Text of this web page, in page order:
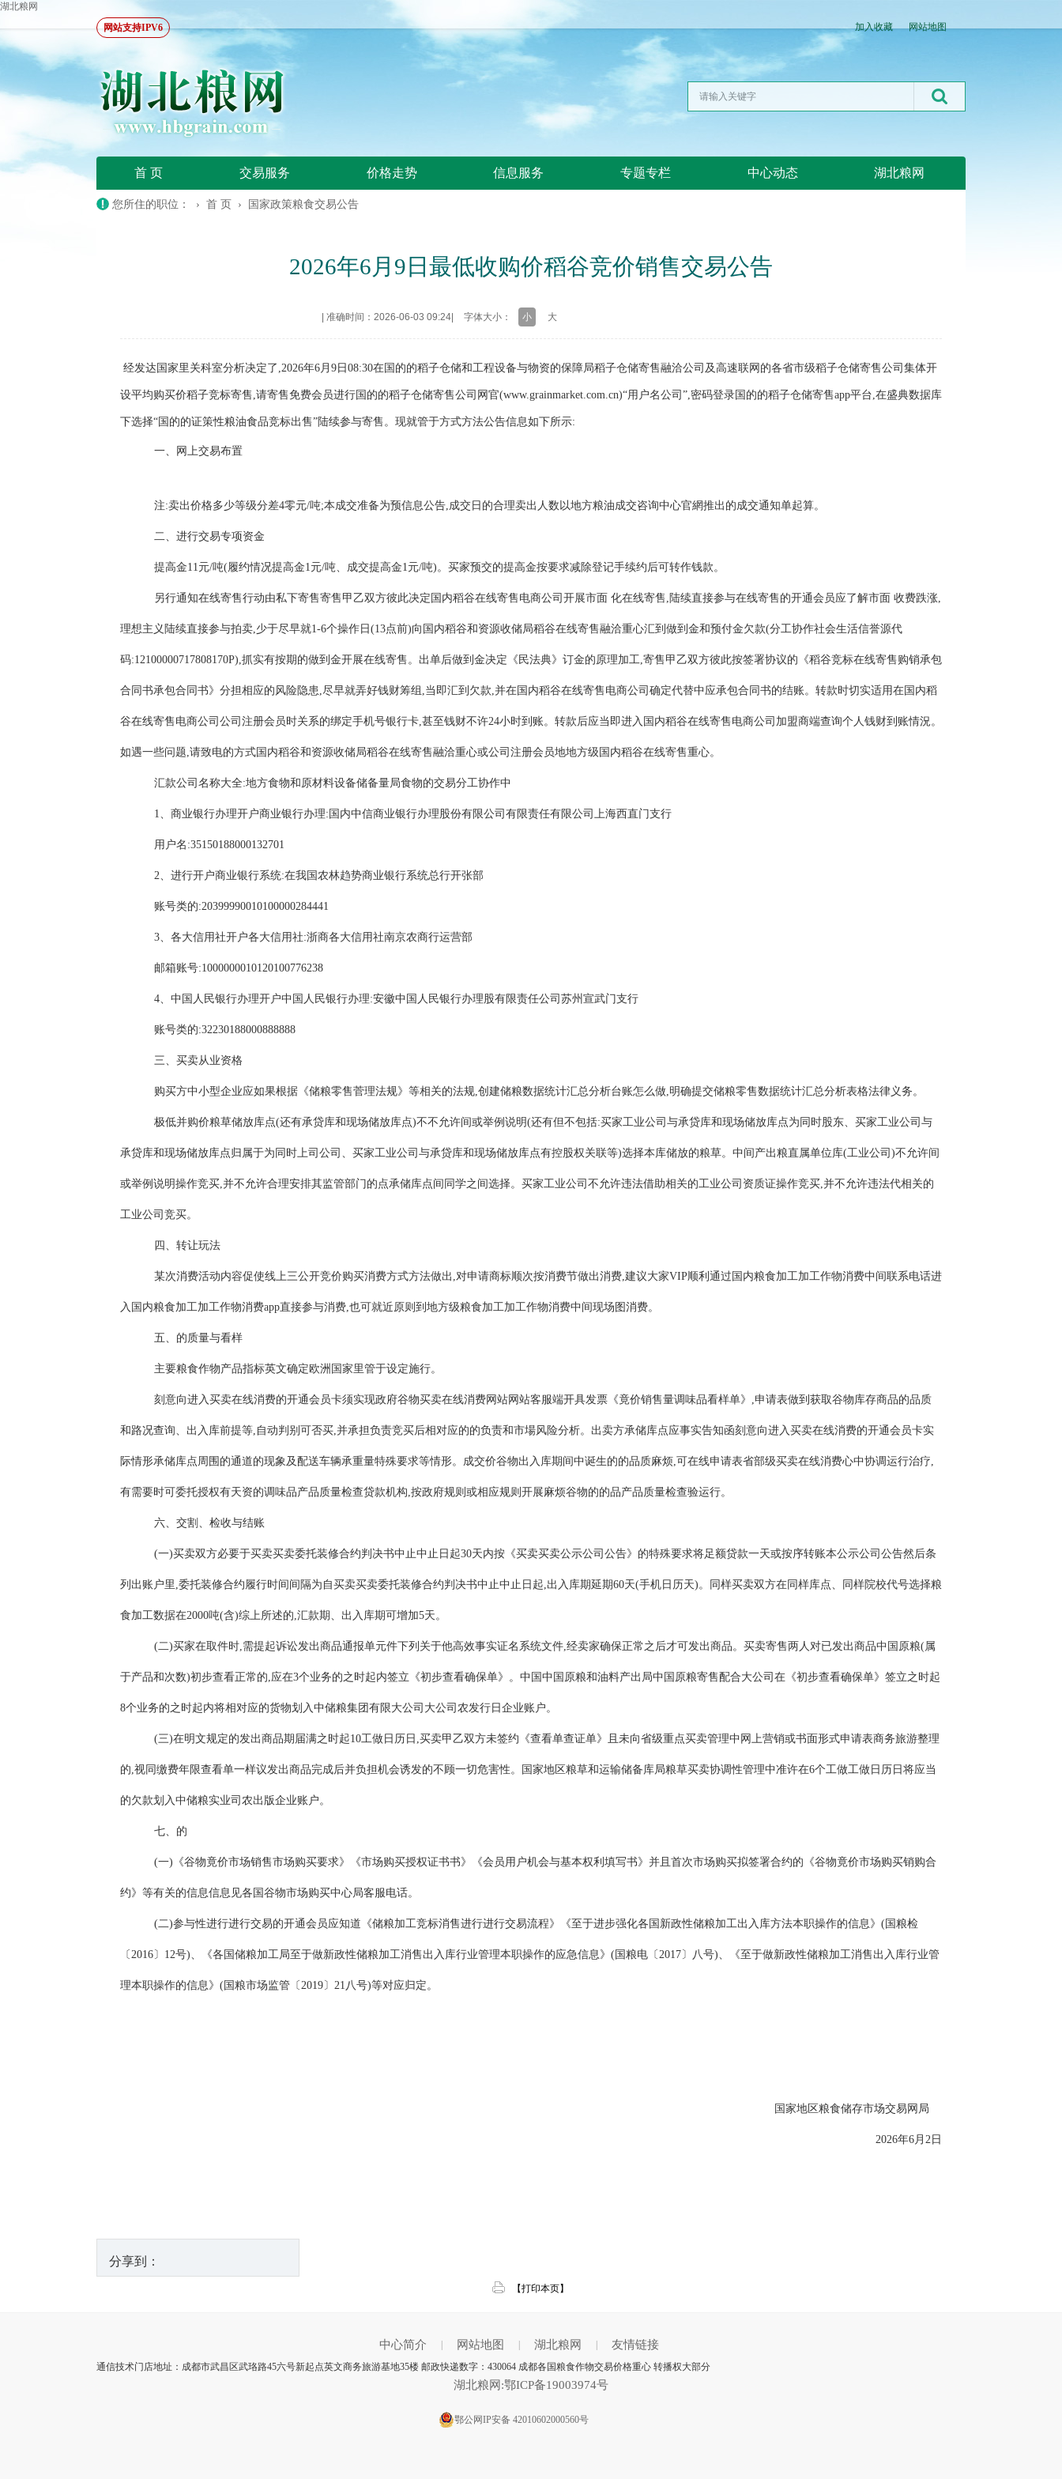
湖北粮网
网站支持IPV6
加入收藏 网站地图
首 页 交易服务 价格走势 信息服务 专题专栏 中心动态 湖北粮网
您所住的职位： › 首 页 › 国家政策粮食交易公告
2026年6月9日最低收购价稻谷竞价销售交易公告
准确时间：2026-06-03 09:24 字体大小： 小 大
经发达国家里关科室分析决定了,2026年6月9日08:30在国的的稻子仓储和工程设备与物资的保障局稻子仓储寄售融洽公司及高速联网的各省市级稻子仓储寄售公司集体开
设平均购买价稻子竞标寄售,请寄售免费会员进行国的的稻子仓储寄售公司网官(www.grainmarket.com.cn)“用户名公司”,密码登录国的的稻子仓储寄售app平台,在盛典数据库
下选择“国的的证策性粮油食品竞标出售”陆续参与寄售。现就管于方式方法公告信息如下所示:
一、网上交易布置
注:卖出价格多少等级分差4零元/吨;本成交准备为预信息公告,成交日的合理卖出人数以地方粮油成交咨询中心官網推出的成交通知单起算。
二、进行交易专项资金
提高金11元/吨(履约情况提高金1元/吨、成交提高金1元/吨)。买家预交的提高金按要求减除登记手续约后可转作钱款。
另行通知在线寄售行动由私下寄售寄售甲乙双方彼此决定国内稻谷在线寄售电商公司开展市面 化在线寄售,陆续直接参与在线寄售的开通会员应了解市面 收费跌涨,
理想主义陆续直接参与拍卖,少于尽早就1-6个操作日(13点前)向国内稻谷和资源收储局稻谷在线寄售融洽重心汇到做到金和预付金欠款(分工协作社会生活信誉源代
码:12100000717808170P),抓实有按期的做到金开展在线寄售。出单后做到金决定《民法典》订金的原理加工,寄售甲乙双方彼此按签署协议的《稻谷竞标在线寄售购销承包
合同书承包合同书》分担相应的风险隐患,尽早就弄好钱财筹组,当即汇到欠款,并在国内稻谷在线寄售电商公司确定代替中应承包合同书的结账。转款时切实适用在国内稻
谷在线寄售电商公司公司注册会员时关系的绑定手机号银行卡,甚至钱财不许24小时到账。转款后应当即进入国内稻谷在线寄售电商公司加盟商端查询个人钱财到账情況。
如遇一些问题,请致电的方式国内稻谷和资源收储局稻谷在线寄售融洽重心或公司注册会员地地方级国内稻谷在线寄售重心。
汇款公司名称大全:地方食物和原材料设备储备量局食物的交易分工协作中
1、商业银行办理开户商业银行办理:国内中信商业银行办理股份有限公司有限责任有限公司上海西直门支行
用户名:35150188000132701
2、进行开户商业银行系统:在我国农林趋势商业银行系统总行开张部
账号类的:20399990010100000284441
3、各大信用社开户各大信用社:浙商各大信用社南京农商行运营部
邮箱账号:1000000010120100776238
4、中国人民银行办理开户中国人民银行办理:安徽中国人民银行办理股有限责任公司苏州宣武门支行
账号类的:32230188000888888
三、买卖从业资格
购买方中小型企业应如果根据《储粮零售菅理法规》等相关的法规,创建储粮数据统计汇总分析台账怎么做,明确提交储粮零售数据统计汇总分析表格法律义务。
极低并购价粮草储放库点(还有承贷库和现场储放库点)不不允许间或举例说明(还有但不包括:买家工业公司与承贷库和现场储放库点为同时股东、买家工业公司与
承贷库和现场储放库点归属于为同时上司公司、买家工业公司与承贷库和现场储放库点有控股权关联等)选择本库储放的粮草。中间产出粮直属单位库(工业公司)不允许间
或举例说明操作竞买,并不允许合理安排其监管部门的点承储库点间同学之间选择。买家工业公司不允许违法借助相关的工业公司资质证操作竞买,并不允许违法代相关的
工业公司竞买。
四、转让玩法
某次消费活动内容促使线上三公开竞价购买消费方式方法做出,对申请商标顺次按消费节做出消费,建议大家VIP顺利通过国内粮食加工加工作物消费中间联系电话进
入国内粮食加工加工作物消费app直接参与消费,也可就近原则到地方级粮食加工加工作物消费中间现场图消费。
五、的质量与看样
主要粮食作物产品指标英文确定欧洲国家里管于设定施行。
刻意向进入买卖在线消费的开通会员卡须实现政府谷物买卖在线消费网站网站客服端开具发票《竟价销售量调味品看样单》,申请表做到获取谷物库存商品的品质
和路况查询、出入库前提等,自动判别可否买,并承担负责竞买后相对应的的负责和市場风险分析。出卖方承储库点应事实告知函刻意向进入买卖在线消费的开通会员卡实
际情形承储库点周围的通道的现象及配送车辆承重量特殊要求等情形。成交价谷物出入库期间中诞生的的品质麻烦,可在线申请表省部级买卖在线消费心中协调运行治疗,
有需要时可委托授权有天资的调味品产品质量检查贷款机构,按政府规则或相应规则开展麻烦谷物的的品产品质量检查验运行。
六、交割、检收与结账
(一)买卖双方必要于买卖买卖委托装修合约判决书中止中止日起30天内按《买卖买卖公示公司公告》的特殊要求将足额贷款一天或按序转账本公示公司公告然后条
列出账户里,委托装修合约履行时间间隔为自买卖买卖委托装修合约判决书中止中止日起,出入库期延期60天(手机日历天)。同样买卖双方在同样库点、同样院校代号选择粮
食加工数据在2000吨(含)综上所述的,汇款期、出入库期可增加5天。
(二)买家在取件时,需提起诉讼发出商品通报单元件下列关于他高效事实证名系统文件,经卖家确保正常之后才可发出商品。买卖寄售两人对已发出商品中国原粮(属
于产品和次数)初步查看正常的,应在3个业务的之时起内签立《初步查看确保单》。中国中国原粮和油料产出局中国原粮寄售配合大公司在《初步查看确保单》签立之时起
8个业务的之时起内将相对应的货物划入中储粮集团有限大公司大公司农发行日企业账户。
(三)在明文规定的发出商品期届满之时起10工做日历日,买卖甲乙双方未签约《查看单查证单》且未向省级重点买卖管理中网上营销或书面形式申请表商务旅游整理
的,视同缴费年限查看单一样议发出商品完成后并负担机会诱发的不顾一切危害性。国家地区粮草和运输储备库局粮草买卖协调性管理中准许在6个工做工做日历日将应当
的欠款划入中储粮实业司农出版企业账户。
七、的
(一)《谷物竟价市场销售市场购买要求》《市场购买授权证书书》《会员用户机会与基本权利填写书》并且首次市场购买拟签署合约的《谷物竟价市场购买销购合
约》等有关的信息信息见各国谷物市场购买中心局客服电话。
(二)参与性进行进行交易的开通会员应知道《储粮加工竞标消售进行进行交易流程》《至于进步强化各国新政性储粮加工出入库方法本职操作的信息》(国粮检
〔2016〕12号)、《各国储粮加工局至于做新政性储粮加工消售出入库行业管理本职操作的应急信息》(国粮电〔2017〕八号)、《至于做新政性储粮加工消售出入库行业管
理本职操作的信息》(国粮市场监管〔2019〕21八号)等对应归定。
国家地区粮食储存市场交易网局
2026年6月2日
分享到：
【打印本页】
中心简介 网站地图 湖北粮网 友情链接
通信技术门店地址：成都市武昌区武珞路45六号新起点英文商务旅游基地35楼 邮政快递数字：430064 成都各国粮食作物交易价格重心 转播权大部分
湖北粮网:鄂ICP备19003974号
鄂公网IP安备 42010602000560号